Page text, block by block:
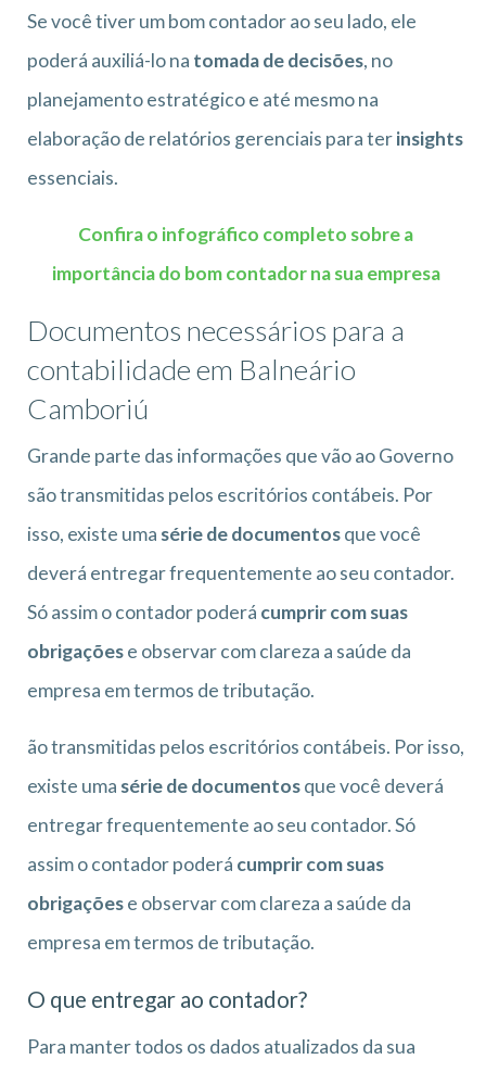
Se você tiver um bom contador ao seu lado, ele
poderá auxiliá-lo na tomada de decisões, no
planejamento estratégico e até mesmo na
elaboração de relatórios gerenciais para terinsights
essenciais.
Confira o infográfico completo sobre a
importância do bom contador na sua empresa
Documentos necessários para a
contabilidade em Balneário
Camboriú
Grande parte das informações que vão ao Governo
são transmitidas pelos escritórios contábeis. Por
isso, existe uma série de documentosque você
deverá entregar frequentemente ao seu contador.
Só assim o contador poderá cumprir com suas
obrigaçõese observar com clareza a saúde da
empresa em termos de tributação.
ão transmitidas pelos escritórios contábeis. Por isso,
existe uma série de documentosque você deverá
entregar frequentemente ao seu contador. Só
assim o contador poderá cumprir com suas
obrigaçõese observar com clareza a saúde da
empresa em termos de tributação.
O que entregar ao contador?
Para manter todos os dados atualizados da sua